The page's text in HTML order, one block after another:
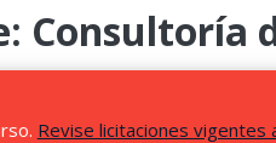
Consultoría
Revise licitaciones vigentes